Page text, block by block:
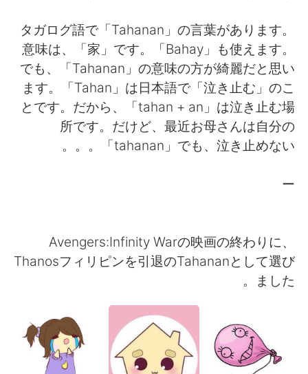
Indonesia Italiano
Türkçe Tiếng Việt
Português
タガログ語で「Tahanan」の言葉があります。
意味は、「家」です。「Bahay」も使えます。
でも、「Tahanan」の意味の方が綺麗だと思い
ます。「Tahan」は日本語で「泣き止む」のこ
とです。だから、「tahan + an」は泣き止む場
所です。だけど、最近お母さんは自分の
「tahanan」でも、泣き止めない。。。
ー
Avengers:Infinity Warの映画の終わりに、
Thanosフィリピンを引退のTahananとして選び
ました。